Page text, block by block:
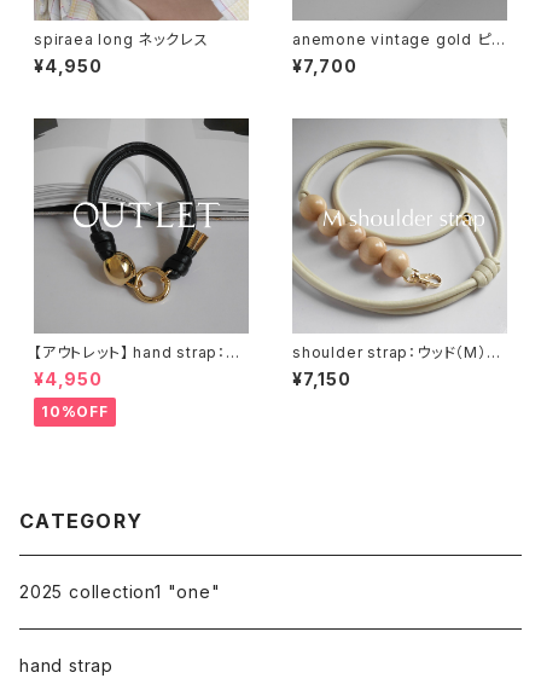
spiraea long ネックレス
¥4,950
anemone vintage gold ピア
ス イヤリング
¥7,700
【アウトレット】 hand strap：M
oval gold / ブラック
¥4,950
10%OFF
shoulder strap：ウッド（M）×
5 ナチュラル / アイボリー
¥7,150
CATEGORY
2025 collection1 "one"
hand strap